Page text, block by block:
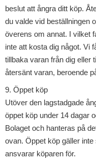
beslut att ångra ditt köp.
du valde vid beställningen
överens om annat. I vilket
inte att kosta dig något. Vi
tillbaka varan från dig eller
återsänt varan, beroende
9. Öppet köp
Utöver den lagstadgade
öppet köp under 14 dagar
Bolaget och hanteras på
ovan. Öppet köp gäller
ansvarar köparen för.